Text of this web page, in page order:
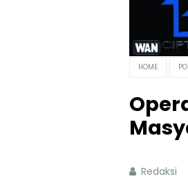
HOME
Redaksi